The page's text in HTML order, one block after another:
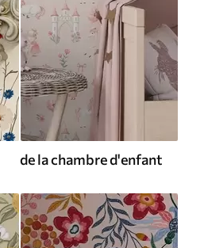
de la chambre d'enfant